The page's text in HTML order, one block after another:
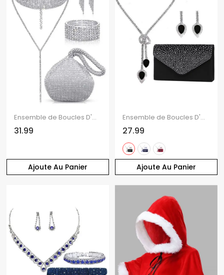
Ajoute Au Panier
Ensemble de Boucles D'Oreilles Bracelet et de Collier Ras-du-Cou Lune Strass Incrusté en Faux Cristal
31.99
Ajoute Au Panier
Ensemble de Boucles D'Oreilles et de Collier Goutte de Larme à Frange en Satin Trois Pièces
27.99